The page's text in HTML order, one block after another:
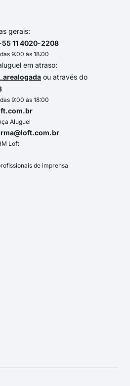
gerais:
11 4020-2208
9:00 às 18:00
em atraso:
ou através do
9:00 às 18:00
Aluguel
Loft
de imprensa